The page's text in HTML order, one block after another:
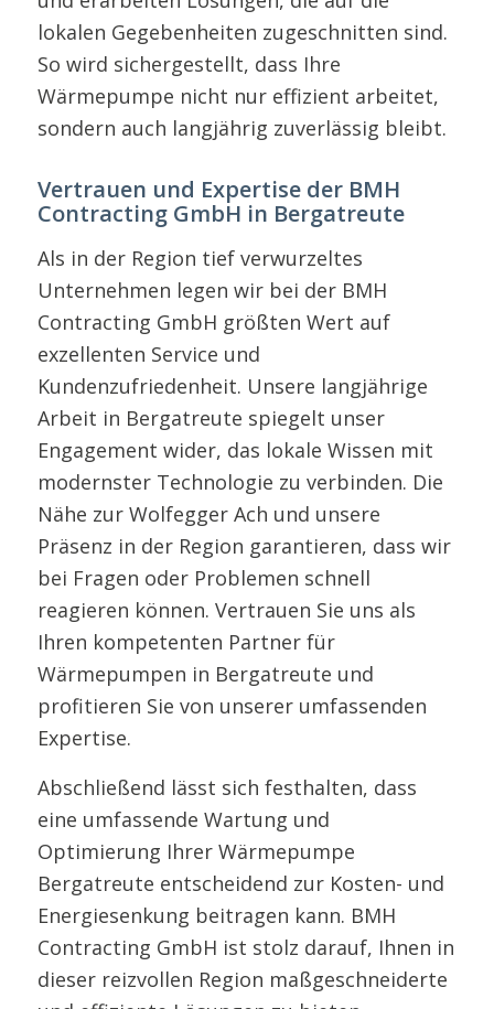
lokalen Gegebenheiten zugeschnitten sind.
So wird sichergestellt, dass Ihre
Wärmepumpe nicht nur effizient arbeitet,
sondern auch langjährig zuverlässig bleibt.
Vertrauen und Expertise der BMH
Contracting GmbH in Bergatreute
Als in der Region tief verwurzeltes
Unternehmen legen wir bei der BMH
Contracting GmbH größten Wert auf
exzellenten Service und
Kundenzufriedenheit. Unsere langjährige
Arbeit in Bergatreute spiegelt unser
Engagement wider, das lokale Wissen mit
modernster Technologie zu verbinden. Die
Nähe zur Wolfegger Ach und unsere
Präsenz in der Region garantieren, dass wir
bei Fragen oder Problemen schnell
reagieren können. Vertrauen Sie uns als
Ihren kompetenten Partner für
Wärmepumpen in Bergatreute und
profitieren Sie von unserer umfassenden
Expertise.
Abschließend lässt sich festhalten, dass
eine umfassende Wartung und
Optimierung Ihrer Wärmepumpe
Bergatreute entscheidend zur Kosten- und
Energiesenkung beitragen kann. BMH
Contracting GmbH ist stolz darauf, Ihnen in
dieser reizvollen Region maßgeschneiderte